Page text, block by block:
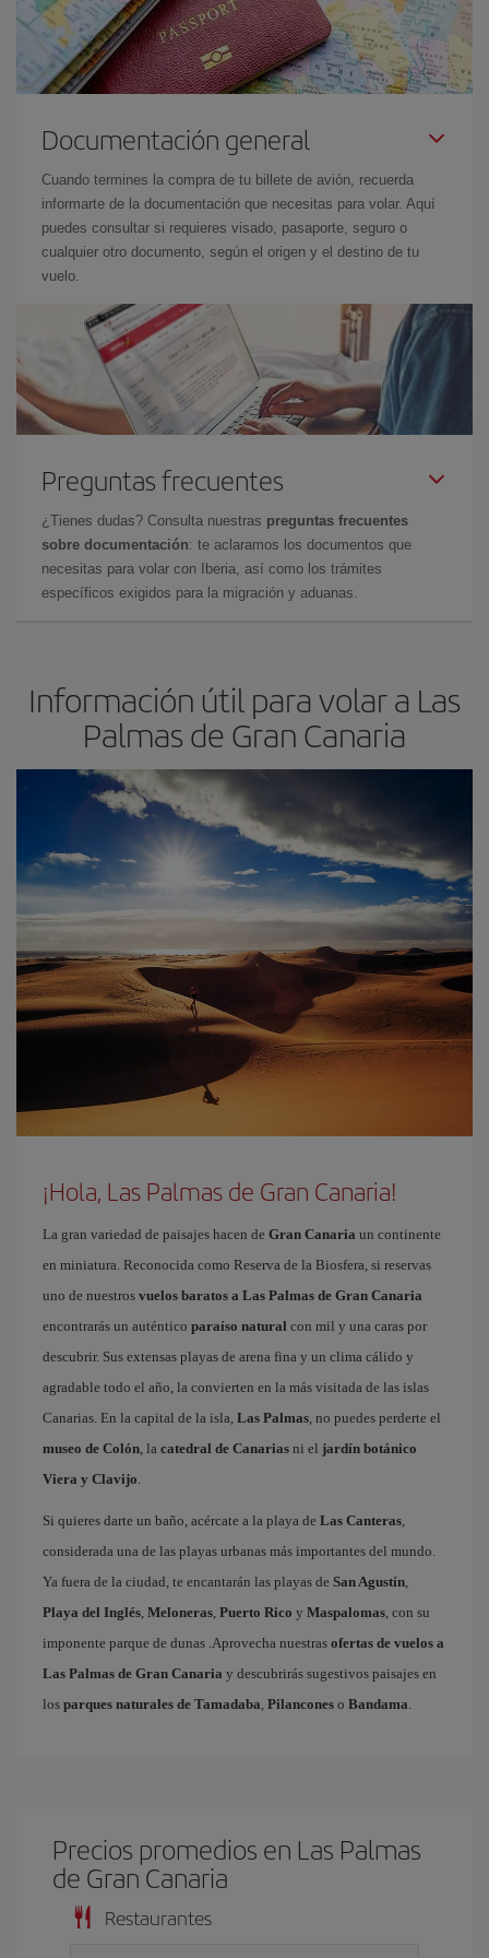
Documentación general
Cuando termines la compra de tu billete de avión, recuerda
informarte de la documentación que necesitas para volar. Aquí
puedes consultar si requieres visado, pasaporte, seguro o
cualquier otro documento, según el origen y el destino de tu
vuelo.
Preguntas frecuentes
¿Tienes dudas? Consulta nuestras preguntas frecuentes
sobre documentación: te aclaramos los documentos que
necesitas para volar con Iberia, así como los trámites
específicos exigidos para la migración y aduanas.
Información útil para volar a Las
Palmas de Gran Canaria
¡Hola, Las Palmas de Gran Canaria!
La gran variedad de paisajes hacen de Gran Canaria un continente
en miniatura. Reconocida como Reserva de la Biosfera, si reservas
uno de nuestros vuelos baratos a Las Palmas de Gran Canaria
encontrarás un auténtico paraíso natural con mil y una caras por
descubrir. Sus extensas playas de arena fina y un clima cálido y
agradable todo el año, la convierten en la más visitada de las islas
Canarias. En la capital de la isla, Las Palmas, no puedes perderte el
museo de Colón, la catedral de Canarias ni el jardín botánico
Viera y Clavijo.
Si quieres darte un baño, acércate a la playa de Las Canteras,
considerada una de las playas urbanas más importantes del mundo.
Ya fuera de la ciudad, te encantarán las playas de San Agustín,
Playa del Inglés, Meloneras, Puerto Rico y Maspalomas, con su
imponente parque de dunas .Aprovecha nuestras ofertas de vuelos a
Las Palmas de Gran Canaria y descubrirás sugestivos paisajes en
los parques naturales de Tamadaba, Pilancones o Bandama.
Precios promedios en Las Palmas
de Gran Canaria
Restaurantes